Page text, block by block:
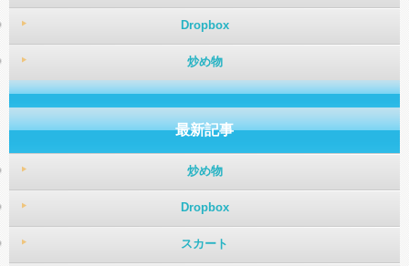
Dropbox
炒め物
最新記事
炒め物
Dropbox
スカート